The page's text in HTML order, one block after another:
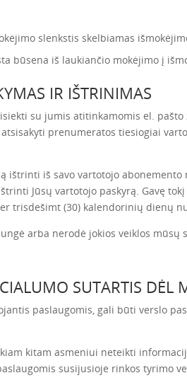
slenkstis skelbiamas
būsena iš laukiančio mokėjimo į
IR IŠTRINIMAS
su jumis atitinkamomis el.
prenumeratos tiesiogiai
ištrinti iš savo vartotojo
Jūsų vartotojo paskyrą. Gavę
trisdešimt (30) kalendorinių dienų
arba nerodė jokios veiklos
SUTARTIS DĖL
paslaugomis, gali būti verslo
kitam asmeniui neteikti
susijusioje rinkos tyrimo